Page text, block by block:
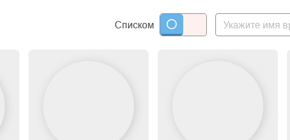
Списком